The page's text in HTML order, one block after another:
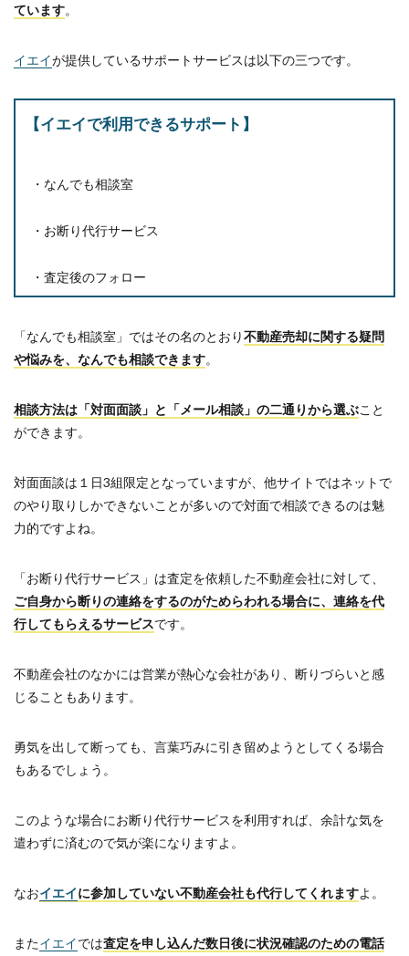
ています。
イエイが提供しているサポートサービスは以下の三つです。
【イエイで利用できるサポート】
・なんでも相談室
・お断り代行サービス
・査定後のフォロー
「なんでも相談室」ではその名のとおり不動産売却に関する疑問
や悩みを、なんでも相談できます。
相談方法は「対面面談」と「メール相談」の二通りから選ぶこと
ができます。
対面面談は１日3組限定となっていますが、他サイトではネットで
のやり取りしかできないことが多いので対面で相談できるのは魅
力的ですよね。
「お断り代行サービス」は査定を依頼した不動産会社に対して、
ご自身から断りの連絡をするのがためらわれる場合に、連絡を代
行してもらえるサービスです。
不動産会社のなかには営業が熱心な会社があり、断りづらいと感
じることもあります。
勇気を出して断っても、言葉巧みに引き留めようとしてくる場合
もあるでしょう。
このような場合にお断り代行サービスを利用すれば、余計な気を
遣わずに済むので気が楽になりますよ。
なおイエイに参加していない不動産会社も代行してくれますよ。
またイエイでは査定を申し込んだ数日後に状況確認のための電話